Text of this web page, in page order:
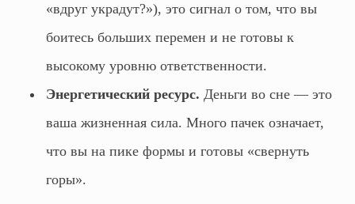
«вдруг украдут?»), это сигнал о том, что вы
боитесь больших перемен и не готовы к
высокому уровню ответственности.
Энергетический ресурс. Деньги во сне — это
ваша жизненная сила. Много пачек означает,
что вы на пике формы и готовы «свернуть
горы».